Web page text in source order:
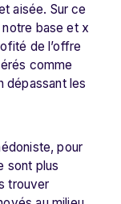
aisée. Sur ce
base et x
de l’offre
comme
dépassant les
pour
sont plus
trouver